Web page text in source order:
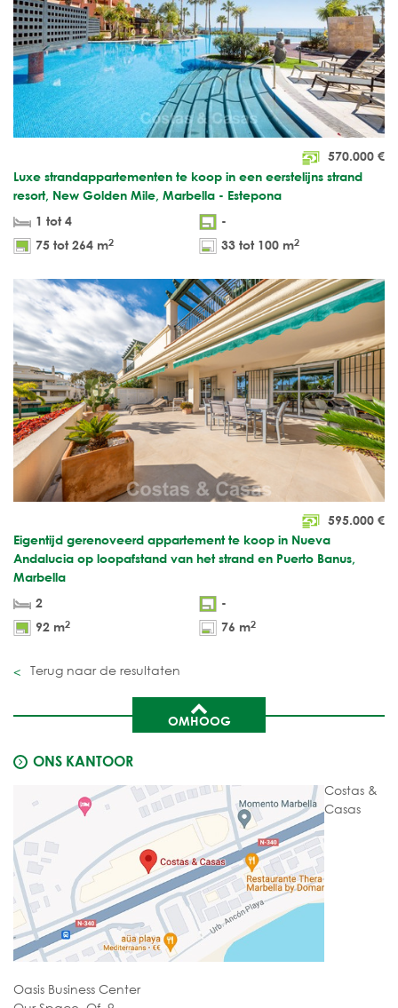
570.000 €
Luxe strandappartementen te koop in een eerstelijns strand
resort, New Golden Mile, Marbella - Estepona
1 tot 4
-
75 tot 264 m2 33 tot 100 m2
595.000 €
Eigentijd gerenoveerd appartement te koop in Nueva
Andalucia op loopafstand van het strand en Puerto Banus,
Marbella
2
-
92 m2 76 m2
Terug naar de resultaten
OMHOOG
ONS KANTOOR
Costas &
Casas
Oasis Business Center